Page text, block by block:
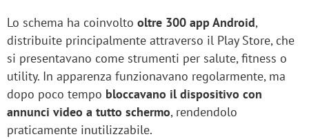
Lo schema ha coinvolto oltre 300 app Android,
distribuite principalmente attraverso il Play Store, che
si presentavano come strumenti per salute, fitness o
utility. In apparenza funzionavano regolarmente, ma
dopo poco tempo bloccavano il dispositivo con
annunci video a tutto schermo, rendendolo
praticamente inutilizzabile.